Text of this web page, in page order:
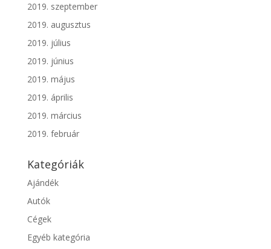
2019. szeptember
2019. augusztus
2019. július
2019. június
2019. május
2019. április
2019. március
2019. február
Kategóriák
Ajándék
Autók
Cégek
Egyéb kategória